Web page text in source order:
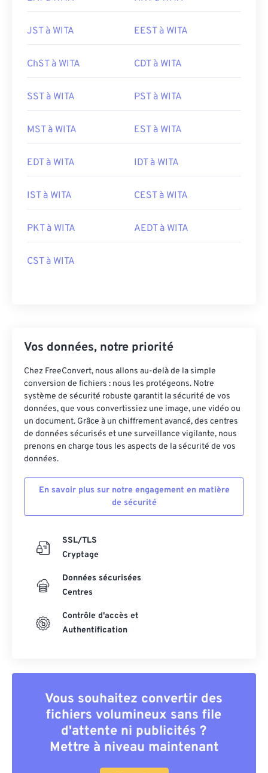
JST à WITA EEST à WITA
ChST à WITA CDT à WITA
SST à WITA PST à WITA
MST à WITA EST à WITA
EDT à WITA IDT à WITA
IST à WITA CEST à WITA
PKT à WITA AEDT à WITA
CST à WITA
Vos données, notre priorité
Chez FreeConvert, nous allons au-delà de la simple
conversion de fichiers : nous les protégeons. Notre
système de sécurité robuste garantit la sécurité de vos
données, que vous convertissiez une image, une vidéo ou
un document. Grâce à un chiffrement avancé, des centres
de données sécurisés et une surveillance vigilante, nous
prenons en charge tous les aspects de la sécurité de vos
données.
En savoir plus sur notre engagement en matière
de sécurité
SSL/TLS
Cryptage
Données sécurisées
Centres
Contrôle d'accès et
Authentification
Vous souhaitez convertir des
fichiers volumineux sans file
d'attente ni publicités ?
Mettre à niveau maintenant